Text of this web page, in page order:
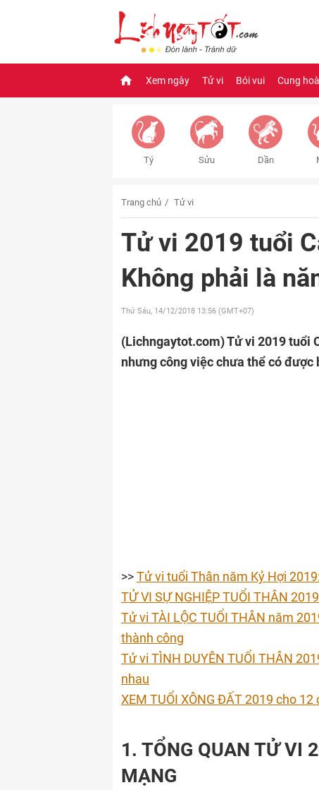
Xem ngày Tử vi Bói vui Cung
Tý Sửu Dần
Trang chủ Tử vi
Tử vi 2019 tuổi
Không phải là
Thứ Sáu, 14/12/2018 13:56 (GMT+07)
(Lichngaytot.com)Tử vi 2019 tuổi
nhưng công việc chưa thể có
>>Tử vi tuổi Thân năm Kỷ Hợi
TỬ VI SỰ NGHIỆP TUỔI THÂN
Tử vi TÀI LỘC TUỔI THÂN năm
thành công
Tử vi TÌNH DUYÊN TUỔI THÂN
nhau
XEM TUỔI XÔNG ĐẤT 2019 cho
1. TỔNG QUAN TỬ VI
MẠNG